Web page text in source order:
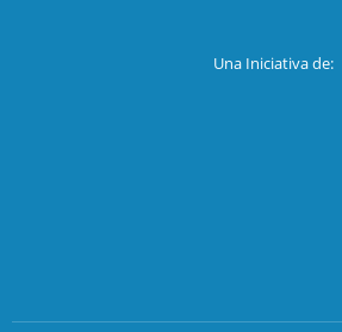
Una Iniciativa de: